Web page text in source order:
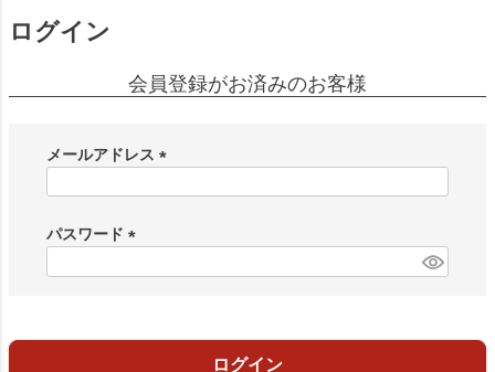
ログイン
会員登録がお済みのお客様
メールアドレス
)
パスワード
ログイン